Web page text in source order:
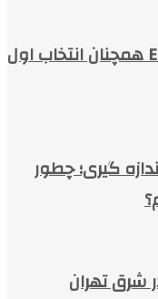
چرا محصولات جوشکاری ESAB همچنان انتخاب اول
گیری؛ چطور
شرق تهران